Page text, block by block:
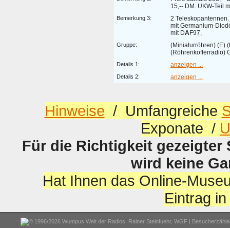
15,-- DM. UKW-Teil
Bemerkung 3:
2
mit Germanium-
mit DAF97,
Gruppe:
(Miniaturröhren) (E)
(Röhrenkofferradio)
Details 1: anzeigen ...
Details 2: anzeigen ...
Hinweise / Umfangreiche
Exponate /
Für die Richtigkeit
wird keine
Hat Ihnen das Online-
Eintrag
© 1996/2026 Wumpus Welt der Radios. Rainer Steinfuehr, WGF |